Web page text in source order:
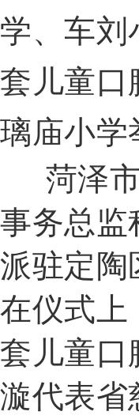
学、车
套儿童
璃庙小学
菏泽市
事务总监
派驻定陶
在仪式上
套儿童口
漩代表省